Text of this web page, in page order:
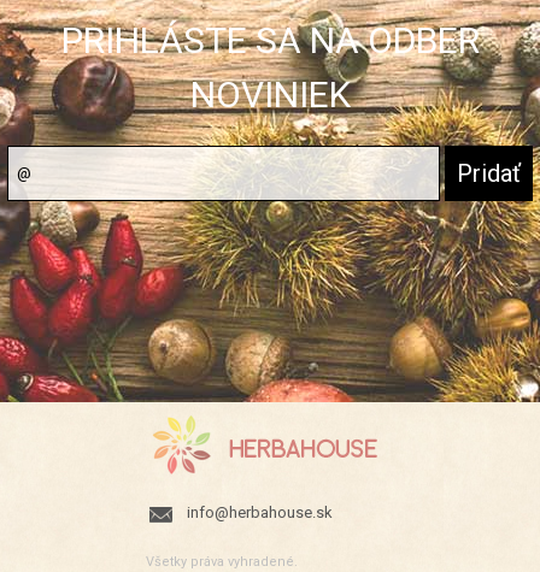
PRIHLÁSTE SA NA ODBER
NOVINIEK
info@herbahouse.sk
Všetky práva vyhradené.